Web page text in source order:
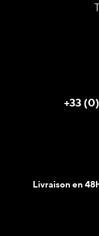
+33
Livraison en